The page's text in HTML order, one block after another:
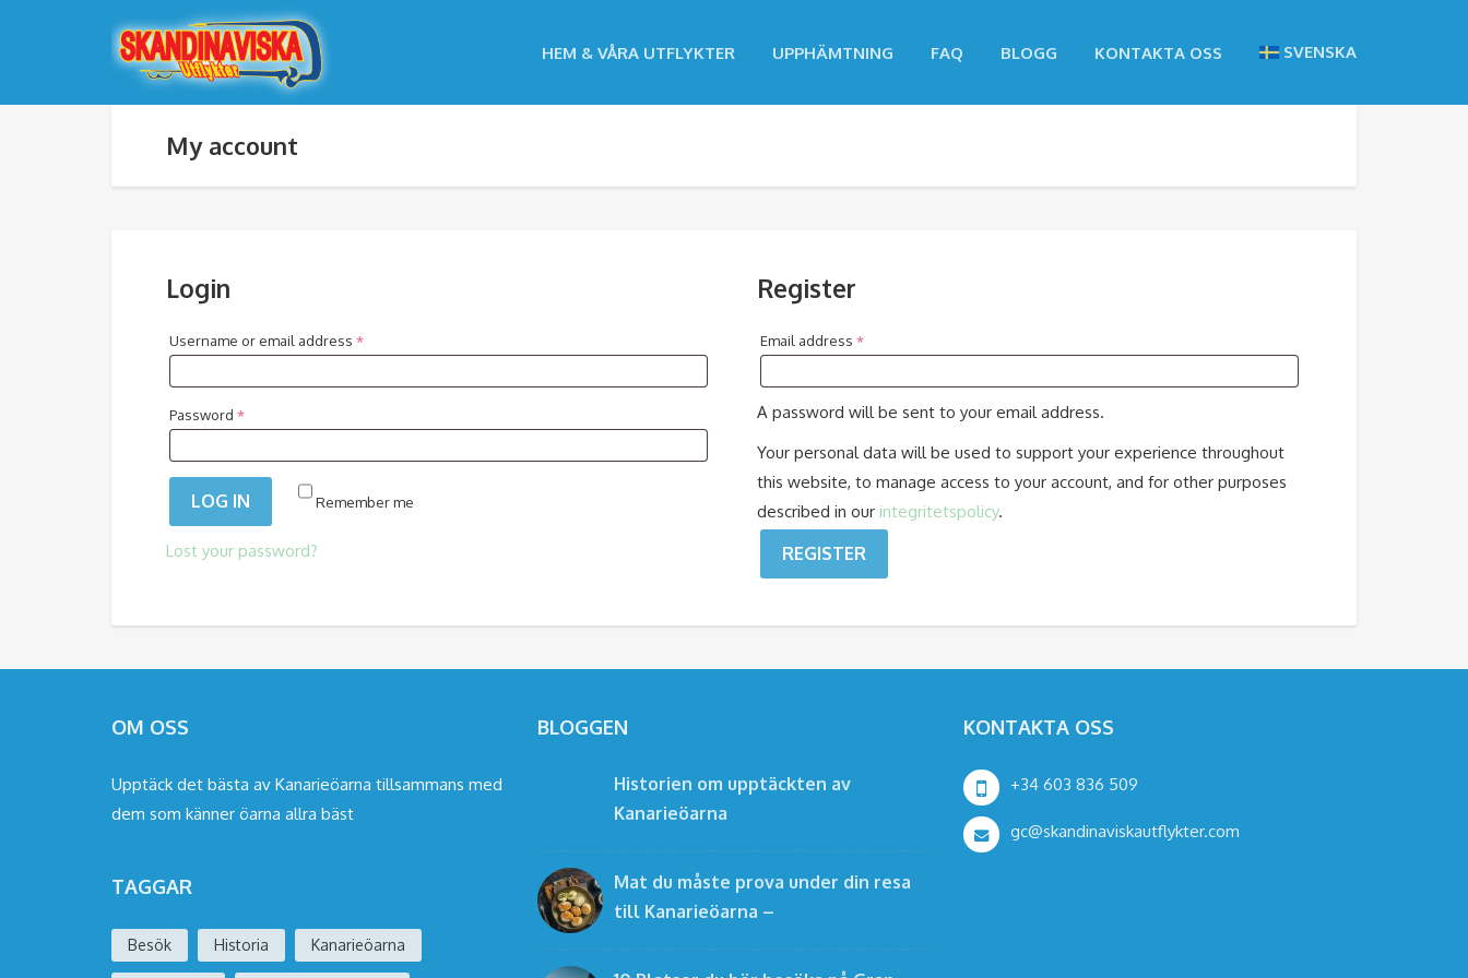
HEM & VÅRA UTFLYKTER UPPHÄMTNING FAQ BLOGG KONTAKTA OSS SVENSKA
My account
Login
Username or email address *
Password *
LOG IN Remember me
Lost your password?
Register
Email address *
A password will be sent to your email address.
Your personal data will be used to support your experience throughout
this website, to manage access to your account, and for other purposes
described in our integritetspolicy.
REGISTER
OM OSS
Upptäck det bästa av Kanarieöarna tillsammans med
dem som känner öarna allra bäst
TAGGAR
Besök Historia Kanarieöarna
BLOGGEN
Historien om upptäckten av
Kanarieöarna
Mat du måste prova under din resa
till Kanarieöarna –
KONTAKTA OSS
+34 603 836 509
gc@skandinaviskautflykter.com